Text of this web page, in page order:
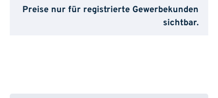
Preise nur für registrierte Gewerbekunden
sichtbar.